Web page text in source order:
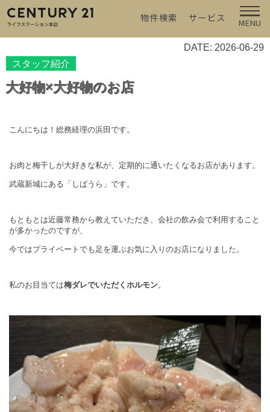
物件検索 サービス MENU
DATE: 2026-06-29
スタッフ紹介
大好物×大好物のお店
こんにちは！総務経理の浜田です。
お肉と梅干しが大好きな私が、定期的に通いたくなるお店があります。
武蔵新城にある「しばうら」です。
もともとは近藤常務から教えていただき、会社の飲み会で利用すること
が多かったのですが、
今ではプライベートでも足を運ぶお気に入りのお店になりました。
私のお目当ては梅ダレでいただくホルモン。